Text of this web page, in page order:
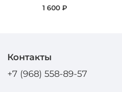
1 600 ₽
Контакты
+7 (968) 558-89-57